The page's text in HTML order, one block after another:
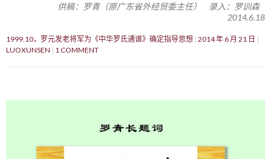
供稿：罗青（原广东省外经贸委主任） 录入：罗训森
2014.6.18
1999.10，罗元发老将军为《中华罗氏通谱》确定指导思想 2014 年 6 月 21 日
LUOXUNSEN
1 COMMENT